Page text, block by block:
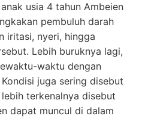
usia 4 tahun Ambeien
pembuluh darah
iritasi, nyeri, hingga
Lebih buruknya lagi,
waktu dengan
juga sering disebut
terkenalnya disebut
dapat muncul di dalam